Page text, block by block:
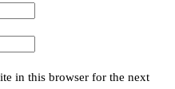
in this browser for the next